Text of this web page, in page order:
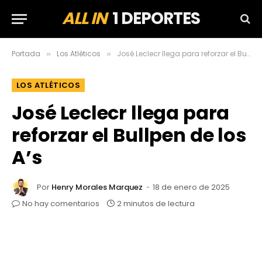
ALL IN1 DEPORTES
Portada » Los Atléticos » José Leclecr llega para reforzar el Bullpen de los A’s
LOS ATLÉTICOS
José Leclecr llega para
reforzar el Bullpen de los
A’s
Por Henry Morales Marquez
18 de enero de 2025
No hay comentarios
2 minutos de lectura